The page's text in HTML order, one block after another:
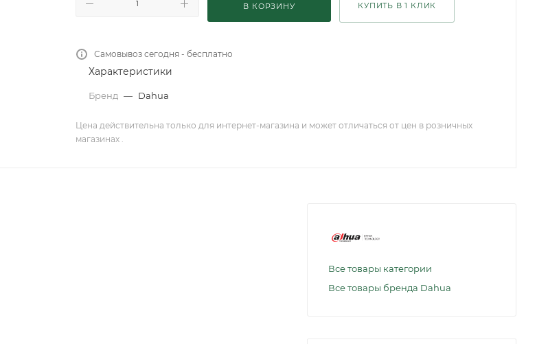
В КОРЗИНУ КУПИТЬ В 1 КЛИК
Самовывоз сегодня - бесплатно
Характеристики
Бренд — Dahua
Цена действительна только для интернет-магазина и может отличаться от цен в розничных
магазинах .
Все товары категории
Все товары бренда Dahua